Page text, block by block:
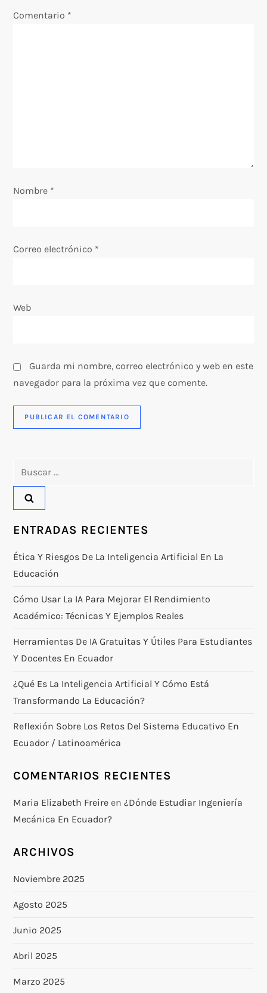
i
n
r
Comentario *
Nombre *
Correo electrónico *
Web
Guarda mi nombre, correo electrónico y web en este
navegador para la próxima vez que comente.
ENTRADAS RECIENTES
Ética Y Riesgos De La Inteligencia Artificial En La
Educación
Cómo Usar La IA Para Mejorar El Rendimiento
Académico: Técnicas Y Ejemplos Reales
Herramientas De IA Gratuitas Y Útiles Para Estudiantes
Y Docentes En Ecuador
¿Qué Es La Inteligencia Artificial Y Cómo Está
Transformando La Educación?
Reflexión Sobre Los Retos Del Sistema Educativo En
Ecuador / Latinoamérica
COMENTARIOS RECIENTES
Maria Elizabeth Freire en¿Dónde Estudiar Ingeniería
Mecánica En Ecuador?
ARCHIVOS
Noviembre 2025
Agosto 2025
Junio 2025
Abril 2025
Marzo 2025